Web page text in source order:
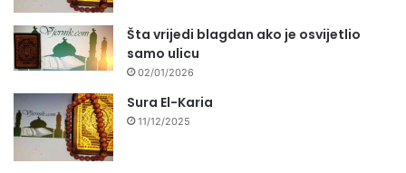
Šta vrijedi blagdan ako je osvijetlio
samo ulicu
02/01/2026
Sura El-Karia
11/12/2025